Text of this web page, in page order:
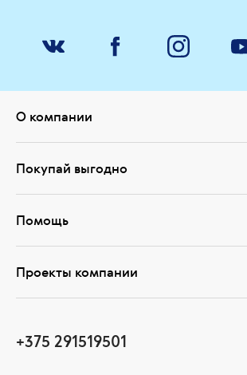
О компании
Покупай выгодно
Помощь
Проекты компании
+375 291519501